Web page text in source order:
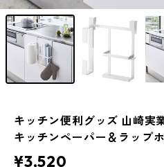
キッチン便利グッズ 山崎
キッチンペーパー＆ラップ
¥3,520